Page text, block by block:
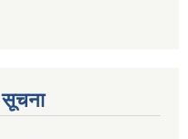
सूचना